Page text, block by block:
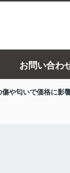
お問い合わ
や匂いで価格に影